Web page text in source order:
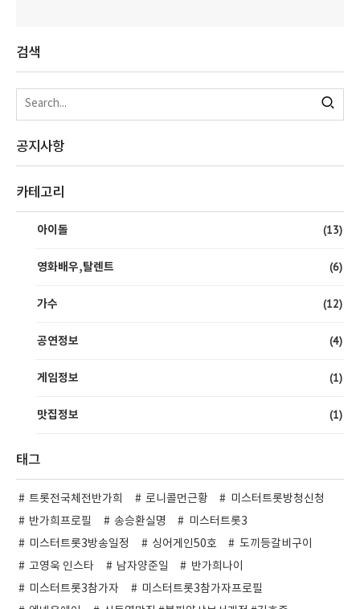
검색
공지사항
카테고리
아이돌 (13)
영화배우,탈렌트 (6)
가수 (12)
공연정보 (4)
게임정보 (1)
맛집정보 (1)
태그
트롯전국체전반가희 로니콜먼근황
미스터트롯방청신청
반가희프로필
송승환실명
미스터트롯3
미스터트롯3방송일정
싱어게인50호
도끼등갈비구이
고영욱 인스타
남자양준일
반가희나이
미스터트롯3참가자
미스터트롯3참가자프로필